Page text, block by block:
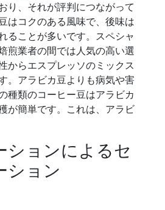
り、それが評判につながって
はコクのある風味で、後味は
ることが多いです。スペシャ
煎業者の間では人気の高い選
からエスプレッソのミックス
。アラビカ豆よりも病気や害
種類のコーヒー豆はアラビカ
が簡単です。これは、アラビ
ションによるセ
ション